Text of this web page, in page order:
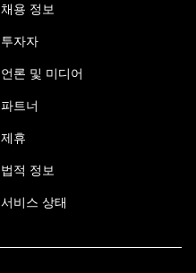
채용 정보
투자자
언론 및 미디어
파트너
제휴
법적 정보
서비스 상태